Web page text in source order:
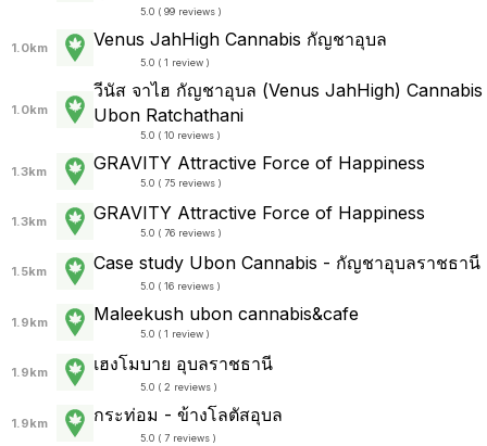
5.0 ( 99 reviews )
1.0km Venus JahHigh Cannabis กัญชาอุบล
5.0 ( 1 review )
1.0km
วีนัส จาไฮ กัญชาอุบล (Venus JahHigh) Cannabis
Ubon Ratchathani
5.0 ( 10 reviews )
1.3km GRAVITY Attractive Force of Happiness
5.0 ( 75 reviews )
1.3km GRAVITY Attractive Force of Happiness
5.0 ( 76 reviews )
1.5km Case study Ubon Cannabis - กัญชาอุบลราชธานี
5.0 ( 16 reviews )
1.9km Maleekush ubon cannabis&cafe
5.0 ( 1 review )
1.9km เฮงโมบาย อุบลราชธานี
5.0 ( 2 reviews )
1.9km กระท่อม - ข้างโลตัสอุบล
5.0 ( 7 reviews )